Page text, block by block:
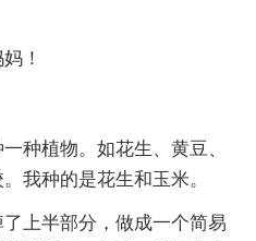
！
种植物。如花生、黄豆、
我种的是花生和玉米。
上半部分，做成一个简易